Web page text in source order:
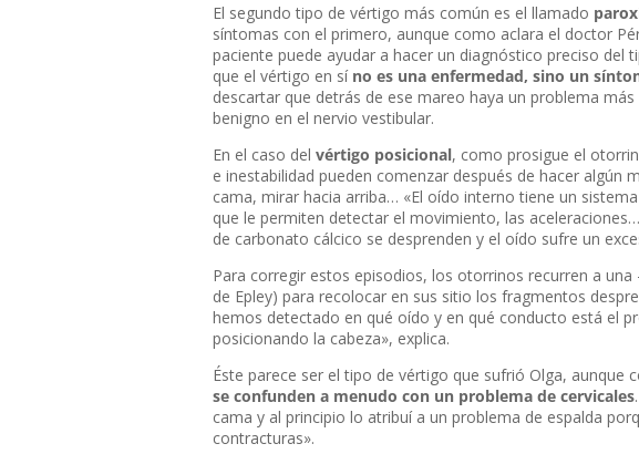
El segundo tipo de vértigo más común es el llamado
síntomas con el primero, aunque como aclara el doctor
paciente puede ayudar a hacer un diagnóstico preciso del
que el vértigo en sí no es una enfermedad, sino un
descartar que detrás de ese mareo haya un problema
benigno en el nervio vestibular.
En el caso del vértigo posicional, como prosigue el
e inestabilidad pueden comenzar después de hacer algún
cama, mirar hacia arriba… «El oído interno tiene un
que le permiten detectar el movimiento, las
de carbonato cálcico se desprenden y el oído sufre un
Para corregir estos episodios, los otorrinos recurren a
de Epley) para recolocar en sus sitio los fragmentos
hemos detectado en qué oído y en qué conducto está el
posicionando la cabeza», explica.
Éste parece ser el tipo de vértigo que sufrió Olga, aunque
se confunden a menudo con un problema de cervicales
cama y al principio lo atribuí a un problema de espalda
contracturas».